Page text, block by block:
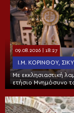
09.08.2026 | 18:27
Ι.Μ. ΚΟΡΊΝΘΟΥ,
Με εκκλησιαστική
ετήσιο Μνημόσυνο
Διονυσίου